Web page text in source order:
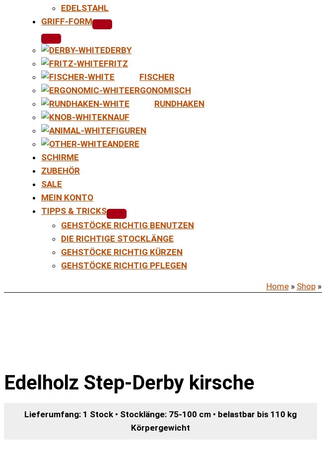
EDELSTAHL
GRIFF-FORM
DERBY
FRITZ
FISCHER
ERGONOMISCH
RUNDHAKEN
KNAUF
FIGUREN
ANDERE
SCHIRME
ZUBEHÖR
SALE
MEIN KONTO
TIPPS & TRICKS
GEHSTÖCKE RICHTIG BENUTZEN
DIE RICHTIGE STOCKLÄNGE
GEHSTÖCKE RICHTIG KÜRZEN
GEHSTÖCKE RICHTIG PFLEGEN
Home» Shop»
Edelholz Step-Derby kirsche
Lieferumfang: 1 Stock • Stocklänge: 75-100 cm • belastbar bis 110 kg
Körpergewicht